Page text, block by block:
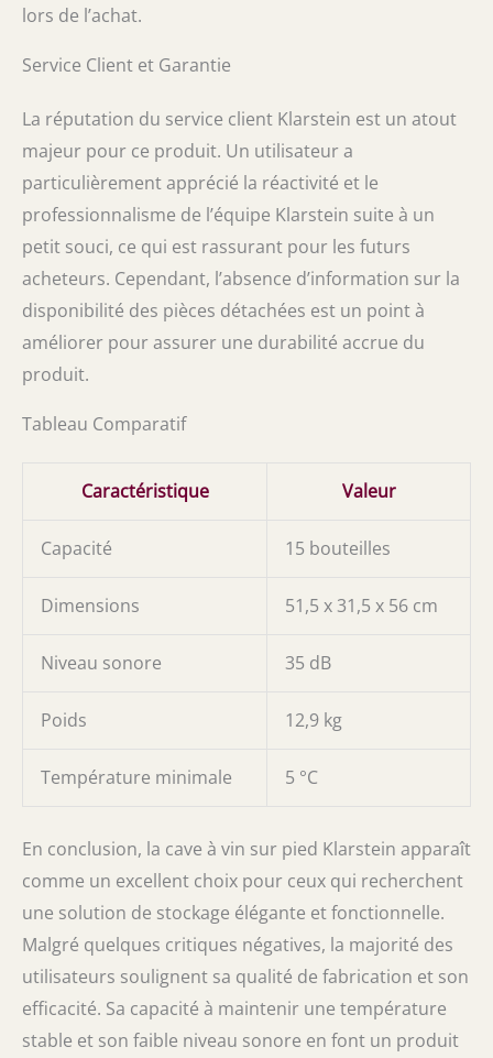
lors de l’achat.
Service Client et Garantie
La réputation du service client Klarstein est un atout
majeur pour ce produit. Un utilisateur a
particulièrement apprécié la réactivité et le
professionnalisme de l’équipe Klarstein suite à un
petit souci, ce qui est rassurant pour les futurs
acheteurs. Cependant, l’absence d’information sur la
disponibilité des pièces détachées est un point à
améliorer pour assurer une durabilité accrue du
produit.
Tableau Comparatif
Caractéristique Valeur
Capacité 15 bouteilles
Dimensions 51,5 x 31,5 x 56 cm
Niveau sonore 35 dB
Poids 12,9 kg
Température minimale 5 °C
En conclusion, la cave à vin sur pied Klarstein apparaît
comme un excellent choix pour ceux qui recherchent
une solution de stockage élégante et fonctionnelle.
Malgré quelques critiques négatives, la majorité des
utilisateurs soulignent sa qualité de fabrication et son
efficacité. Sa capacité à maintenir une température
stable et son faible niveau sonore en font un produit